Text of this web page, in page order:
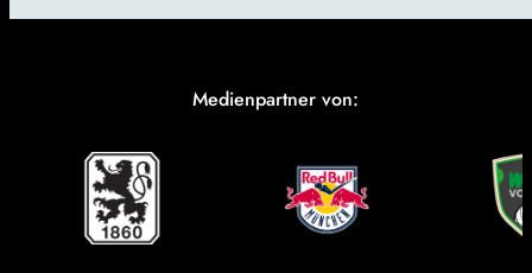
Medienpartner von: